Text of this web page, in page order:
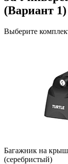
(Вариант 1)
Выберите
Багажник на
(серебристый)